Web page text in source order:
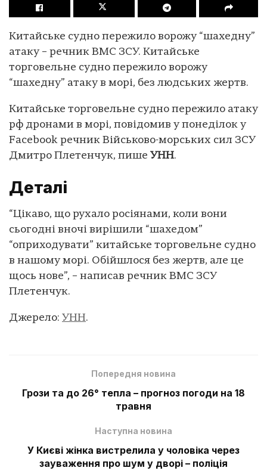
Китайське судно пережило ворожу “шахедну”
атаку – речник ВМС ЗСУ. Китайське
торговельне судно пережило ворожу
“шахедну” атаку в морі, без людських жертв.
Китайське торговельне судно пережило атаку
рф дронами в морі, повідомив у понеділок у
Facebook речник Військово-морських сил ЗСУ
Дмитро Плетенчук, пише УНН.
Деталі
“Цікаво, що рухало росіянами, коли вони
сьогодні вночі вирішили “шахедом”
“оприходувати” китайське торговельне судно
в нашому морі. Обійшлося без жертв, але це
щось нове”, – написав речник ВМС ЗСУ
Плетенчук.
Джерело: УНН.
Попередня новина
Грози та до 26° тепла – прогноз погоди на 18
травня
Наступна новина
У Києві жінка вистрелила у чоловіка через
зауваження про шум у дворі – поліція